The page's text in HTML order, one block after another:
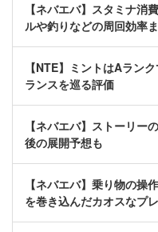
【ネバエバ】スタミナ消
ルや釣りなどの周回効率
【NTE】ミントはAラン
ランスを巡る評価
【ネバエバ】ストーリー
後の展開予想も
【ネバエバ】乗り物の操
を巻き込んだカオスなプ